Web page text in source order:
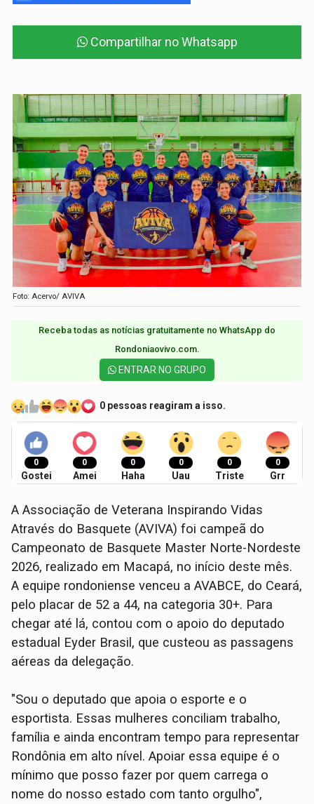
Compartilhar no Whatsapp
Foto: Acervo/ AVIVA
Receba todas as notícias gratuitamente no WhatsApp do
Rondoniaovivo.com.​
ENTRAR NO GRUPO
0 pessoas reagiram a isso.
0
Gostei
0
Amei
0
Haha
0
Uau
0
Triste
0
Grr
A Associação de Veterana Inspirando Vidas
Através do Basquete (AVIVA) foi campeã do
Campeonato de Basquete Master Norte-Nordeste
2026, realizado em Macapá, no início deste mês.
A equipe rondoniense venceu a AVABCE, do Ceará,
pelo placar de 52 a 44, na categoria 30+. Para
chegar até lá, contou com o apoio do deputado
estadual Eyder Brasil, que custeou as passagens
aéreas da delegação.
"Sou o deputado que apoia o esporte e o
esportista. Essas mulheres conciliam trabalho,
família e ainda encontram tempo para representar
Rondônia em alto nível. Apoiar essa equipe é o
mínimo que posso fazer por quem carrega o
nome do nosso estado com tanto orgulho",